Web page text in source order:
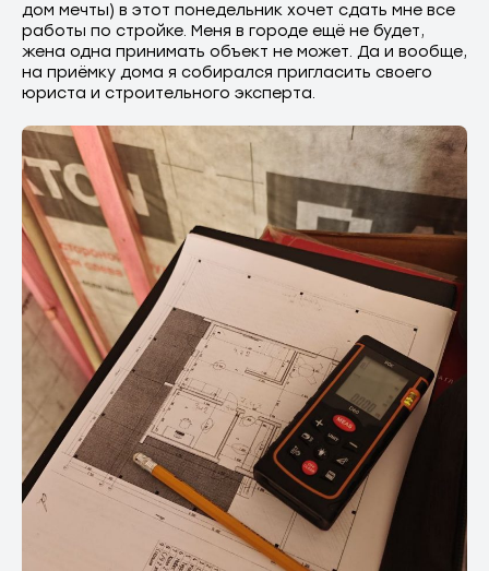
дом мечты) в этот понедельник хочет сдать мне все
работы по стройке. Меня в городе ещё не будет,
жена одна принимать объект не может. Да и вообще,
на приёмку дома я собирался пригласить своего
юриста и строительного эксперта.